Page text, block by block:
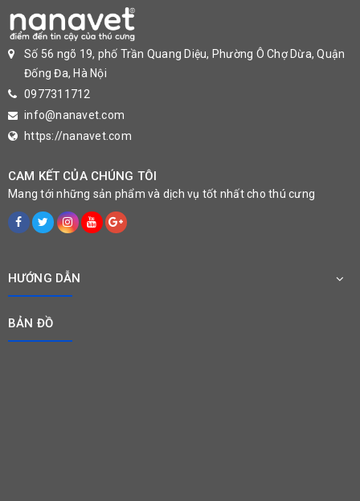
Số 56 ngõ 19, phố Trần Quang Diệu, Phường Ô Chợ Dừa, Quận
Đống Đa, Hà Nội
0977311712
info@nanavet.com
https://nanavet.com
CAM KẾT CỦA CHÚNG TÔI
Mang tới những sản phẩm và dịch vụ tốt nhất cho thú cưng
HƯỚNG DẪN
BẢN ĐỒ